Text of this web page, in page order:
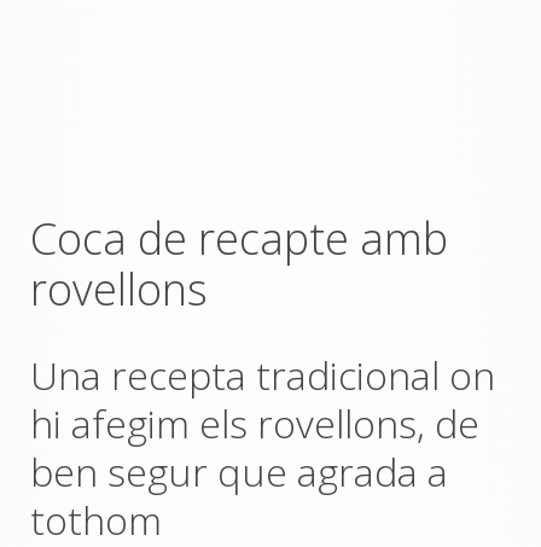
Coca de recapte amb
rovellons
Una recepta tradicional on
hi afegim els rovellons, de
ben segur que agrada a
tothom